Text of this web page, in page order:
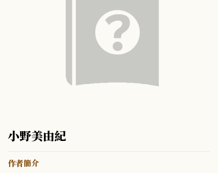
小野美由紀
作者簡介